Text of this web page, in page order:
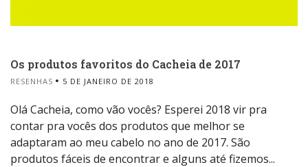
Os produtos favoritos do Cacheia de 2017
RESENHAS 5 DE JANEIRO DE 2018
Olá Cacheia, como vão vocês? Esperei 2018 vir pra
contar pra vocês dos produtos que melhor se
adaptaram ao meu cabelo no ano de 2017. São
produtos fáceis de encontrar e alguns até fizemos...